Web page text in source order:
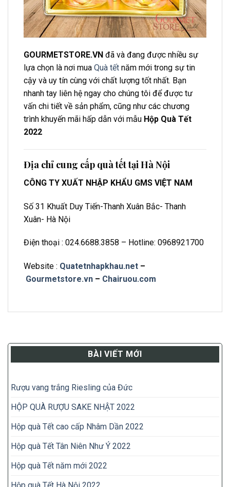
GOURMETSTORE.VN đã và đang được nhiều sự
lựa chọn là nơi mua Quà tết năm mới trong sự tin
cậy và uy tín cùng với chất lượng tốt nhất. Bạn
nhanh tay liên hệ ngay cho chúng tôi để được tư
vấn chi tiết về sản phẩm, cũng như các chương
trình khuyến mãi hấp dẫn với mẫu Hộp Quà Tết
2022
Địa chỉ cung cấp quà tết tại Hà Nội
CÔNG TY XUẤT NHẬP KHẨU GMS VIỆT NAM
Số 31 Khuất Duy Tiến-Thanh Xuân Bắc- Thanh
Xuân- Hà Nội
Điện thoại : 024.6688.3858 – Hotline: 0968921700
Website : Quatetnhapkhau.net –
Gourmetstore.vn – Chairuou.com
BÀI VIẾT MỚI
Rượu vang trắng Riesling của Đức
HỘP QUÀ RƯỢU SAKE NHẬT 2022
Hộp quà Tết cao cấp Nhâm Dần 2022
Hộp quà Tết Tân Niên Như Ý 2022
Hộp quà Tết năm mới 2022
Hộp quà Tết Hà Nội 2022